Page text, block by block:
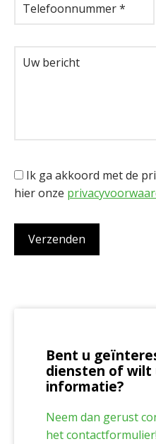
Ik ga akkoord met de
hier onze
Bent u
diensten of wilt
informatie?
Neem dan gerust
het contactformulier!